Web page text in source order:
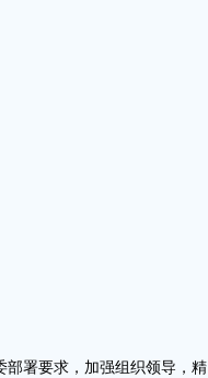
部署要求，加强组织领导，精